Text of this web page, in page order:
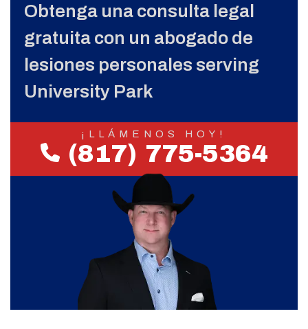
Obtenga una consulta legal
gratuita con un abogado de
lesiones personales serving
University Park
¡LLÁMENOS HOY!
(817) 775-5364